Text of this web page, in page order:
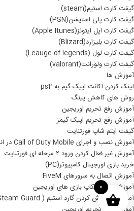
گیفت کارت استیم(steam)
گیفت کارت پلی استیشن(PSN)
گیفت کارت اپل ایتونز(Apple Itunes)
گیفت کارت بلیزارد(Blizard)
گیفت کارت لول (Leauge of legends)
گیفت کارت ولورانت(valorant)
آموزش ها
لینک کردن اکانت اپیک گیم به ps4
روش های کاهش پینگ
آموزش رفع تحریم اوریجین
آموزش رفع تحریم اپیک گیمز
گیفت ایتم شاپ فورتنایت
آموزش نصب و اجرای Call of Duty Mobile در اندروید
آموزش غیر فعال کردن ورود ۲ مرحله ای فورتنایت
خرید بازی اورجینال کامپیوتر(PC)
آموزش اتصال به سرورهای FiveM
آموزش نصب بکاپ بازی های اوریجین
آموزش خاموش کردن گارد استیم ( Steam Guard )
0